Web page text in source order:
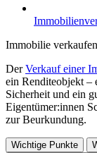
Immobilie
DerVerkauf einer
ein Renditeobjekt –
Sicherheit und ein
Eigentümer:innen
zur Beurkundung.
Wichtige Punkte